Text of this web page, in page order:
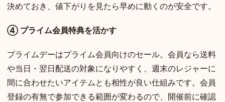
決めておき、値下がりを見たら早めに動くのが安全です。
④ プライム会員特典を活かす
プライムデーはプライム会員向けのセール。会員なら送料
や当日・翌日配送の対象になりやすく、週末のレジャーに
間に合わせたいアイテムとも相性が良い仕組みです。会員
登録の有無で参加できる範囲が変わるので、開催前に確認